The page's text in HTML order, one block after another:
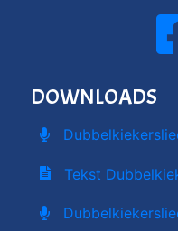
DOWNLOADS
Tekst